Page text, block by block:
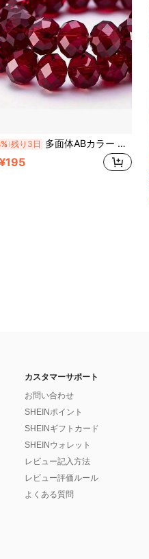
残り3日 多面体ABカラー オーストリアンクリスタルガラススペーサービーズ、4/6/8mm、透明でキラキラ。ブレスレット、ピアス、ネックレスなどのジュエリー作りに適しており、ハンドメイドクラフト、ルームデコレーション、クリスマス装飾アクセサリーとしても使用できます。セット内容: 115個(4mm)/85個(6mm)/62個(8mm)。
¥195
カスタマーサポート
お問い合わせ
SHEINポイント
SHEINギフトカード
SHEINウォレット
レビュー記入方法
レビュー評価ルール
よくある質問